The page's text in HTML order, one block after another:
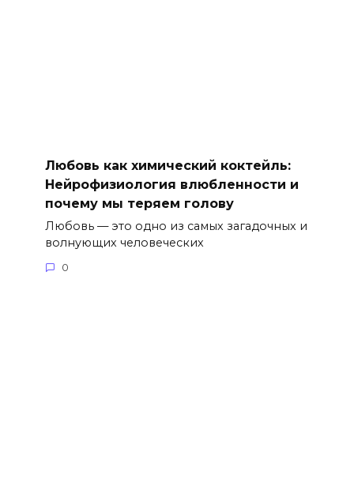
Любовь как химический коктейль:
Нейрофизиология влюбленности и
почему мы теряем голову
Любовь — это одно из самых загадочных и
волнующих человеческих
0